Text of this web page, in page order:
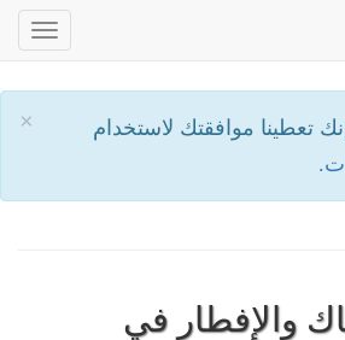
×
تعطينا موافقتك لاستخدام
والإفطار في